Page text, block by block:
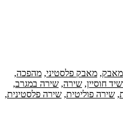
מאבק, מאבק פלסטיני, מהפכה,
חוסיין, שירה, שירה במגרב,
, שירה פוליטית, שירה פלסטינית,